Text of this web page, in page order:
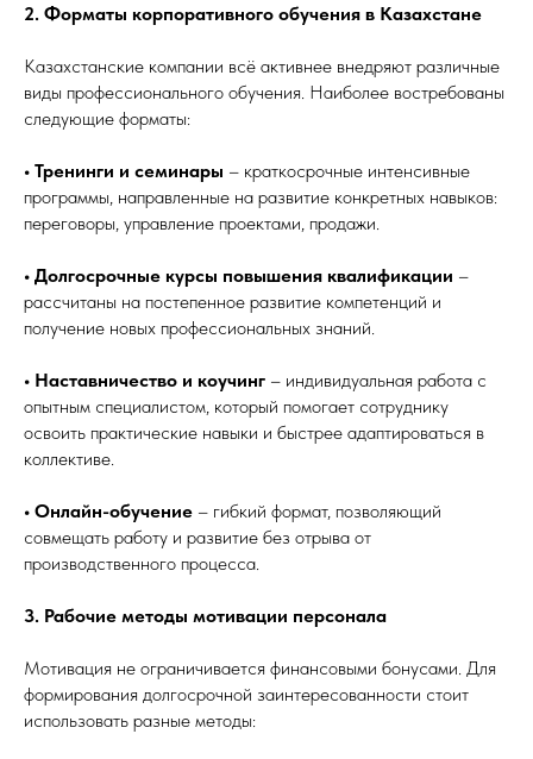
2. Форматы корпоративного обучения в Казахстане
Казахстанские компании всё активнее внедряют различные
виды профессионального обучения. Наиболее востребованы
следующие форматы:
• Тренинги и семинары – краткосрочные интенсивные
программы, направленные на развитие конкретных навыков:
переговоры, управление проектами, продажи.
• Долгосрочные курсы повышения квалификации –
рассчитаны на постепенное развитие компетенций и
получение новых профессиональных знаний.
• Наставничество и коучинг – индивидуальная работа с
опытным специалистом, который помогает сотруднику
освоить практические навыки и быстрее адаптироваться в
коллективе.
• Онлайн-обучение – гибкий формат, позволяющий
совмещать работу и развитие без отрыва от
производственного процесса.
3. Рабочие методы мотивации персонала
Мотивация не ограничивается финансовыми бонусами. Для
формирования долгосрочной заинтересованности стоит
использовать разные методы: